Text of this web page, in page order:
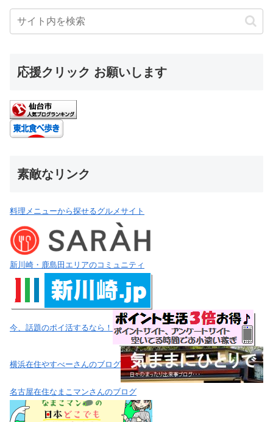
応援クリック お願いします
素敵なリンク
料理メニューから探せるグルメサイト
新川崎・鹿島田エリアのコミュニティ
今、話題のポイ活するなら！
横浜在住やすべーさんのブログ
名古屋在住なまこマンさんのブログ